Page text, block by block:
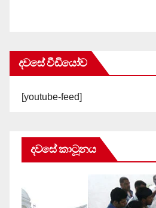
දවසේ වීඩියෝව
[youtube-feed]
දවසේ කාටූනය